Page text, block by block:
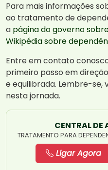
Para mais informações
ao tratamento de
a página do governo
Wikipédia sobre
Entre em contato
primeiro passo em
e equilibrada. Lembre-se,
nesta jornada.
CENTRAL DE
TRATAMENTO PARA
Ligar Agora